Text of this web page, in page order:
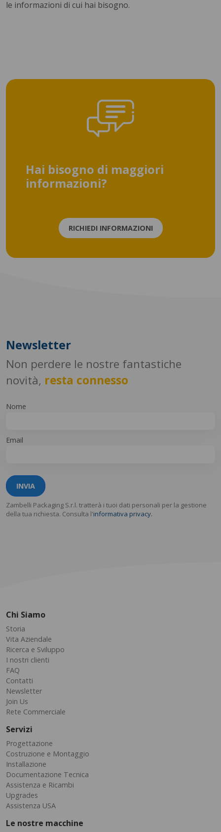
le informazioni di cui hai bisogno.
Hai bisogno di maggiori
informazioni?
RICHIEDI INFORMAZIONI
Newsletter
Non perdere le nostre fantastiche
novità, resta connesso
Nome
Email
INVIA
Zambelli Packaging S.r.l. tratterà i tuoi dati personali per la gestione
della tua richiesta. Consulta l'informativa privacy.
Chi Siamo
Storia
Vita Aziendale
Ricerca e Sviluppo
I nostri clienti
FAQ
Contatti
Newsletter
Join Us
Rete Commerciale
Servizi
Progettazione
Costruzione e Montaggio
Installazione
Documentazione Tecnica
Assistenza e Ricambi
Upgrades
Assistenza USA
Le nostre macchine